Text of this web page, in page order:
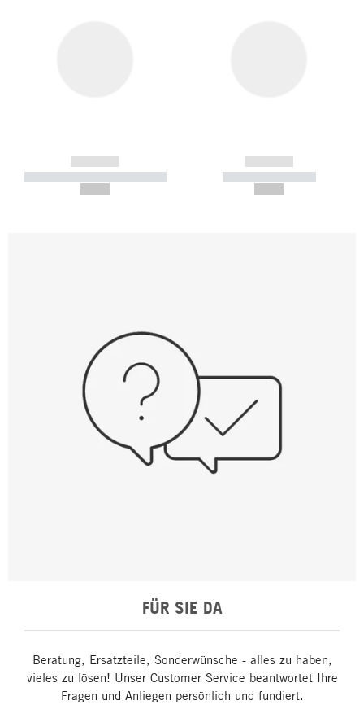
------------
----------- ----------- -----------
------------
----------- -----------
FÜR SIE DA
Beratung, Ersatzteile, Sonderwünsche - alles zu haben,
vieles zu lösen! Unser Customer Service beantwortet Ihre
Fragen und Anliegen persönlich und fundiert.